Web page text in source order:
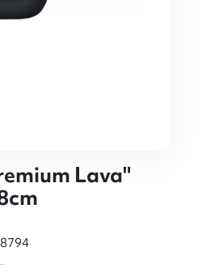
Lava"